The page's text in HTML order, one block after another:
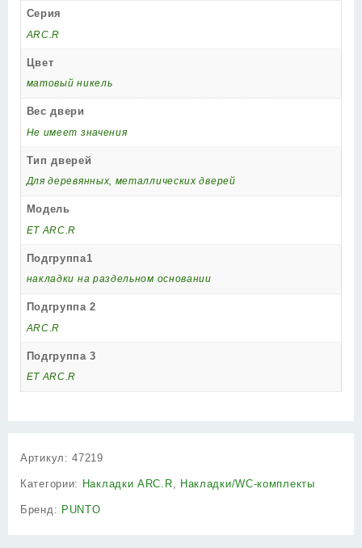
Серия
ARC.R
Цвет
матовый никель
Вес двери
Не имеет значения
Тип дверей
Для деревянных, металлических дверей
Модель
ET ARC.R
Подгруппа1
накладки на раздельном основании
Подгруппа 2
ARC.R
Подгруппа 3
ET ARC.R
Артикул:47219
Категории: Накладки ARC.R Накладки/WC-комплекты
Бренд: PUNTO